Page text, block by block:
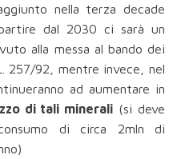
nella terza decade
dal 2030 ci sarà un
alla messa al bando dei
257/92, mentre invece, nel
ad aumentare in
di tali minerali (si deve
di circa 2mln di